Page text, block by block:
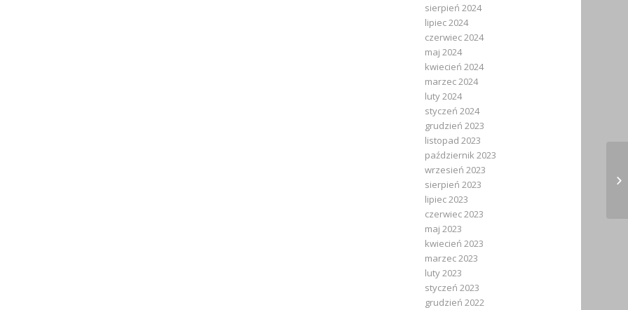
sierpień 2024
lipiec 2024
czerwiec 2024
maj 2024
kwiecień 2024
marzec 2024
luty 2024
styczeń 2024
grudzień 2023
listopad 2023
październik 2023
wrzesień 2023
sierpień 2023
lipiec 2023
czerwiec 2023
maj 2023
kwiecień 2023
marzec 2023
luty 2023
styczeń 2023
grudzień 2022